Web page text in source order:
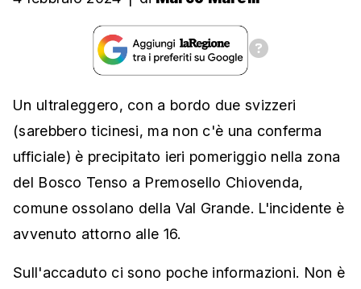
Un ultraleggero, con a bordo due svizzeri
(sarebbero ticinesi, ma non c'è una conferma
ufficiale) è precipitato ieri pomeriggio nella zona
del Bosco Tenso a Premosello Chiovenda,
comune ossolano della Val Grande. L'incidente è
avvenuto attorno alle 16.
Sull'accaduto ci sono poche informazioni. Non è